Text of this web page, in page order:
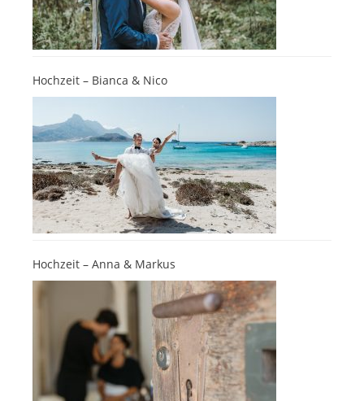
Hochzeit – Bianca & Nico
Hochzeit – Anna & Markus